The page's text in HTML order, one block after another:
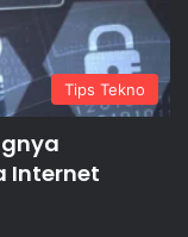
Tips Tekno
Internet